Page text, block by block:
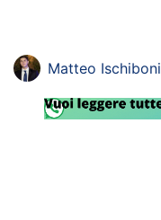
Rassegna Lazio
Social
Matteo Ischiboni